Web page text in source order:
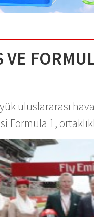
VE
uluslararası
Formula 1,